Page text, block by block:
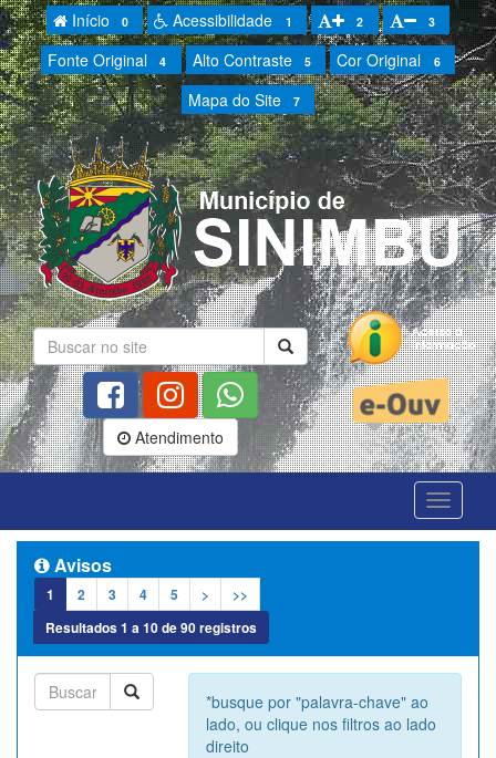
Início 0 Acessibilidade 1 2 3
Fonte Original 4 Alto Contraste 5 Cor Original 6
Mapa do Site 7
Atendimento
Avisos
1 2 3 4 5 >
>>
Resultados1 a10de90registros
*busque por "palavra-chave" ao
lado, ou clique nos filtros ao lado
direito